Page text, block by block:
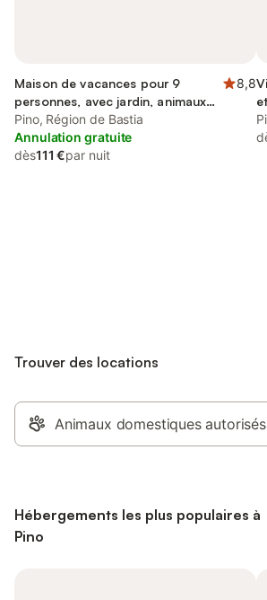
Maison de vacances pour 9
personnes, avec jardin, animaux
acceptés
8,8
Pino, Région de Bastia
Annulation gratuite
dès111 €par nuit
Trouver des locations
Animaux domestiques autorisés
Hébergements les plus populaires à
Pino